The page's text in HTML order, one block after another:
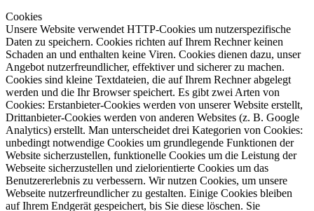
Cookies
Unsere Website verwendet HTTP-Cookies um nutzerspezifische
Daten zu speichern. Cookies richten auf Ihrem Rechner keinen
Schaden an und enthalten keine Viren. Cookies dienen dazu, unser
Angebot nutzerfreundlicher, effektiver und sicherer zu machen.
Cookies sind kleine Textdateien, die auf Ihrem Rechner abgelegt
werden und die Ihr Browser speichert. Es gibt zwei Arten von
Cookies: Erstanbieter-Cookies werden von unserer Website erstellt,
Drittanbieter-Cookies werden von anderen Websites (z. B. Google
Analytics) erstellt. Man unterscheidet drei Kategorien von Cookies:
unbedingt notwendige Cookies um grundlegende Funktionen der
Website sicherzustellen, funktionelle Cookies um die Leistung der
Webseite sicherzustellen und zielorientierte Cookies um das
Benutzererlebnis zu verbessern. Wir nutzen Cookies, um unsere
Webseite nutzerfreundlicher zu gestalten. Einige Cookies bleiben
auf Ihrem Endgerät gespeichert, bis Sie diese löschen. Sie